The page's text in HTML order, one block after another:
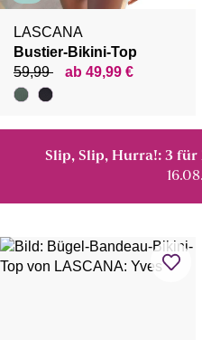
LASCANA
Bustier-Bikini-Top
59,99
ab 49,99 €
Slip, Slip, Hurra!: 3 für